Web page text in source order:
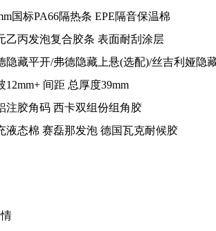
国标PA66隔热条 EPE隔音保温棉
乙丙发泡复合胶条 表面耐刮涂层
隐藏平开/弗德隐藏上悬(选配)/丝吉利娅隐
12mm+ 间距 总厚度39mm
注胶角码 西卡双组份组角胶
液态棉 赛磊那发泡 德国瓦克耐候胶